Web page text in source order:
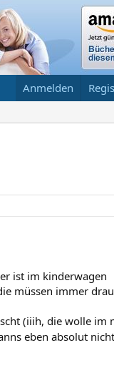
Anmelden
ist im kinderwagen
müssen immer
(iiih, die wolle im
eben absolut nicht